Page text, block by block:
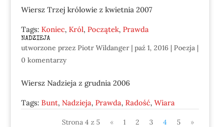
Wiersz Trzej królowie z kwietnia 2007
Tags: Koniec, Król, Początek, Prawda
NADZIEJA
utworzone przez Piotr Wildanger| paź 1, 2016| Poezja|
0 komentarzy
Wiersz Nadzieja z grudnia 2006
Tags: Bunt, Nadzieja, Prawda, Radość, Wiara
Strona 4 z 5 « 1 2 3 4 5 »